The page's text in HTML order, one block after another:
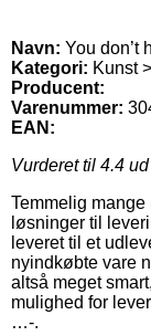
Navn: You don’t
Kategori: Kunst
Producent:
Varenummer:
EAN:
Vurderet til 4.4
Temmelig
løsninger til
leveret til et
nyindkøbte vare
altså meget
mulighed for
…-.